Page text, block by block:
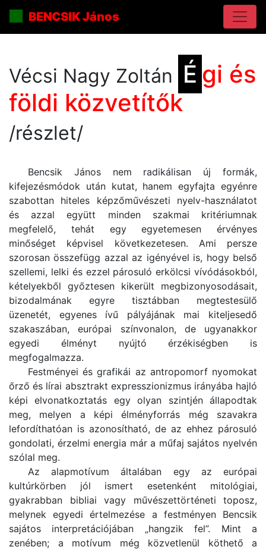
BENCSIK János
Vécsi Nagy Zoltán É gi és
földi közvetítők
/részlet/
Bencsik János nem radikálisan új formák,
kifejezésmódok után kutat, hanem egyfajta egyénre
szabottan hiteles képzőművészeti nyelv-használatot
és azzal együtt minden szakmai kritériumnak
megfelelő, tehát egy egyetemesen érvényes
minőséget képvisel következetesen. Ami persze
szorosan összefügg azzal az igényével is, hogy belső
szellemi, lelki és ezzel párosuló erkölcsi vívódásokból,
kételyekből győztesen kikerült megbizonyosodásait,
bizodalmának egyre tisztábban megtestesülő
üzenetét, egyenes ívű pályájának mai kiteljesedő
szakaszában, európai színvonalon, de ugyanakkor
egyedi élményt nyújtó érzékiségben is
megfogalmazza.
Festményei és grafikái az antropomorf nyomokat
őrző és lírai absztrakt expresszionizmus irányába hajló
képi elvonatkoztatás egy olyan szintjén állapodtak
meg, melyen a képi élményforrás még szavakra
lefordíthatóan is azonosítható, de az ehhez párosuló
gondolati, érzelmi energia már a műfaj sajátos nyelvén
szólal meg.
Az alapmotívum általában egy az európai
kultúrkörben jól ismert esetenként mitológiai,
gyakrabban bibliai vagy művészettörténeti toposz,
melynek egyedi értelmezése a festményen Bencsik
sajátos interpretációjában „hangzik fel”. Mint a
zenében; a motívum még közvetlenül köthető a